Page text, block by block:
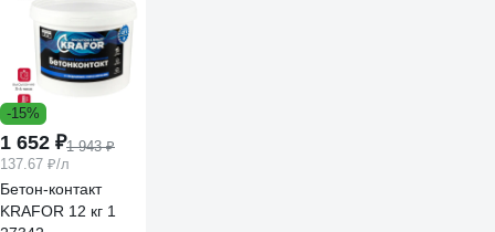
морозостойкий, 12
кг 7526
-15%
1 652 ₽1 943 ₽
137.67 ₽/л
Бетон-контакт
KRAFOR 12 кг 1